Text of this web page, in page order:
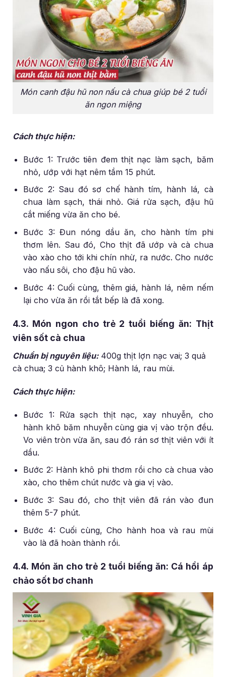
Món canh đậu hũ non nấu cà chua giúp bé 2 tuổi
ăn ngon miệng
Cách thực hiện:
Bước 1: Trước tiên đem thịt nạc làm sạch, băm
nhỏ, ướp với hạt nêm tầm 15 phút.
Bước 2: Sau đó sơ chế hành tím, hành lá, cà
chua làm sạch, thái nhỏ. Giá rửa sạch, đậu hũ
cắt miếng vừa ăn cho bé.
Bước 3: Đun nóng dầu ăn, cho hành tím phi
thơm lên. Sau đó, Cho thịt đã ướp và cà chua
vào xào cho tới khi chín nhừ, ra nước. Cho nước
vào nấu sôi, cho đậu hũ vào.
Bước 4: Cuối cùng, thêm giá, hành lá, nêm nếm
lại cho vừa ăn rồi tắt bếp là đã xong.
4.3. Món ngon cho trẻ 2 tuổi biếng ăn: Thịt
viên sốt cà chua
Chuẩn bị nguyên liệu:400g thịt lợn nạc vai; 3 quả
cà chua; 3 củ hành khô; Hành lá, rau mùi.
Cách thực hiện:
Bước 1: Rửa sạch thịt nạc, xay nhuyễn, cho
hành khô băm nhuyễn cùng gia vị vào trộn đều.
Vo viên tròn vừa ăn, sau đó rán sơ thịt viên với ít
dầu.
Bước 2: Hành khô phi thơm rồi cho cà chua vào
xào, cho thêm chút nước và gia vị vào.
Bước 3: Sau đó, cho thịt viên đã rán vào đun
thêm 5-7 phút.
Bước 4: Cuối cùng, Cho hành hoa và rau mùi
vào là đã hoàn thành rồi.
4.4. Món ăn cho trẻ 2 tuổi biếng ăn: Cá hồi áp
chảo sốt bơ chanh